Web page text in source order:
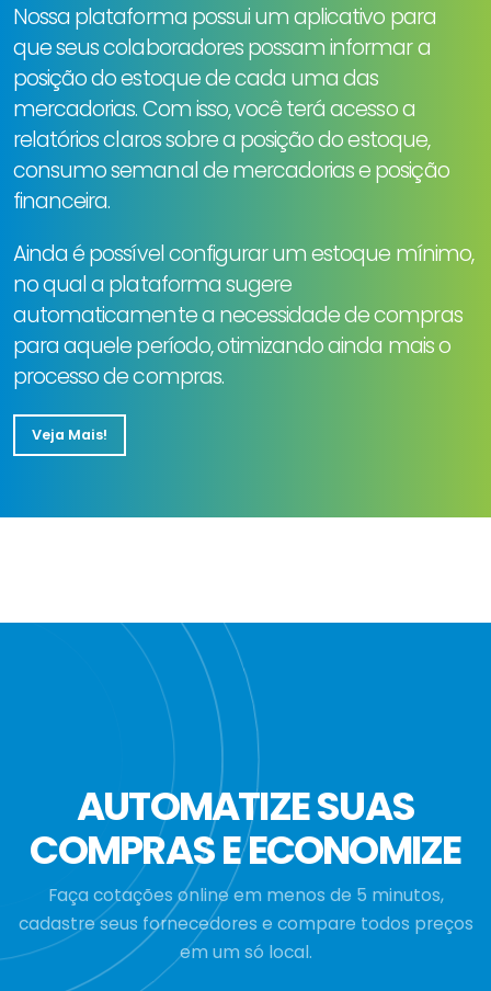
Nossa plataforma possui um aplicativo para
que seus colaboradores possam informar a
posição do estoque de cada uma das
mercadorias. Com isso, você terá acesso a
relatórios claros sobre a posição do estoque,
consumo semanal de mercadorias e posição
financeira.
Ainda é possível configurar um estoque mínimo,
no qual a plataforma sugere
automaticamente a necessidade de compras
para aquele período, otimizando ainda mais o
processo de compras.
Veja Mais!
AUTOMATIZE SUAS
COMPRAS E ECONOMIZE
Faça cotações online em menos de 5 minutos,
cadastre seus fornecedores e compare todos preços
em um só local.